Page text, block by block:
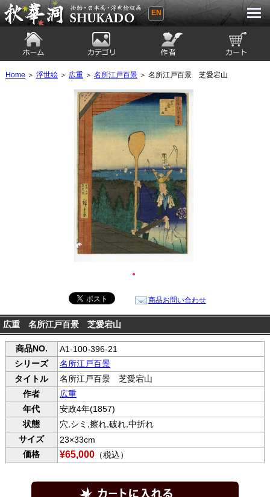
秋華洞 SHUKADO 掛軸・日本画・浮世
EN
Home ＞ 浮世絵＞ 広重＞ 名所江戸百景＞ 名所江戸百景 芝愛宕山
●
商品お問い合わせ
広重 名所江戸百景 芝愛宕山
商品NO.
A1-100-396-21
シリーズ
名所江戸百景
タイトル
名所江戸百景 芝愛宕山
作者
広重
年代
安政4年(1857)
状態
穴,シミ,擦れ,破れ,中折れ
サイズ
23×33cm
価格
¥65,000（税込）